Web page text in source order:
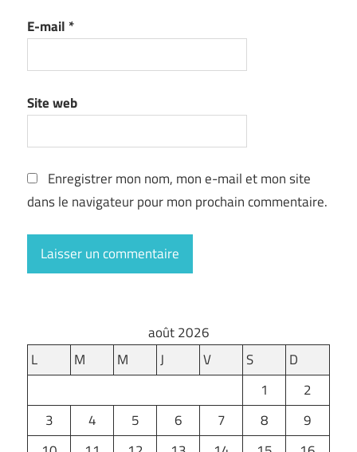
E-mail *
Site web
Enregistrer mon nom, mon e-mail et mon site
dans le navigateur pour mon prochain commentaire.
août 2026
L
M M J V S
D
1
2
3
4 5 6 7 8
9